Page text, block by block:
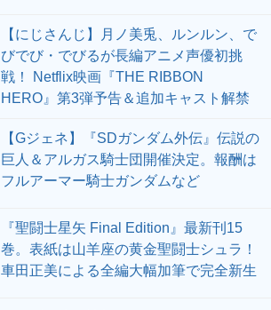
【にじさんじ】月ノ美兎、ルンルン、で
びでび・でびるが長編アニメ声優初挑
戦！ Netflix映画『THE RIBBON
HERO』第3弾予告＆追加キャスト解禁
【Gジェネ】『SDガンダム外伝』伝説の
巨人＆アルガス騎士団開催決定。報酬は
フルアーマー騎士ガンダムなど
『聖闘士星矢 Final Edition』最新刊15
巻。表紙は山羊座の黄金聖闘士シュラ！
車田正美による全編大幅加筆で完全新生